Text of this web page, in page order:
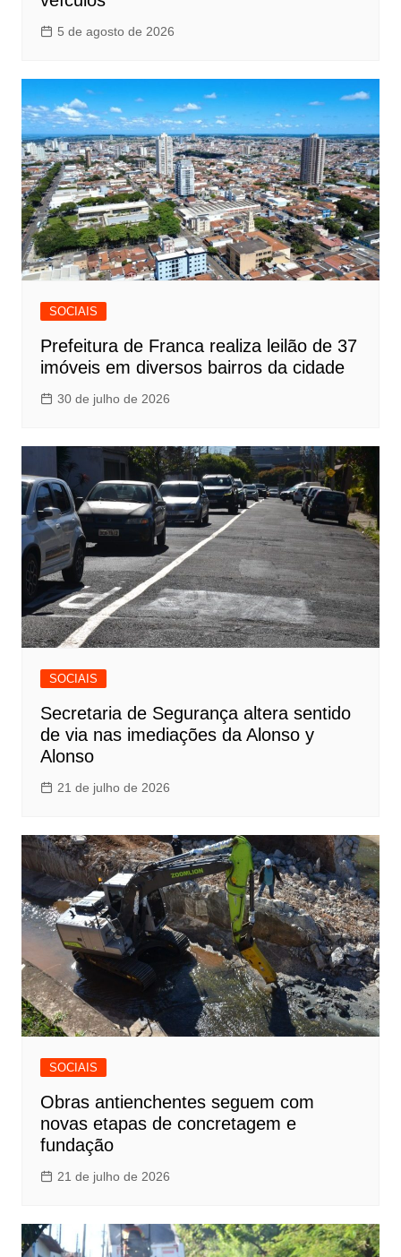
5 de agosto de 2026
SOCIAIS
Prefeitura de Franca realiza leilão de 37
imóveis em diversos bairros da cidade
30 de julho de 2026
SOCIAIS
Secretaria de Segurança altera sentido
de via nas imediações da Alonso y
Alonso
21 de julho de 2026
SOCIAIS
Obras antienchentes seguem com
novas etapas de concretagem e
fundação
21 de julho de 2026